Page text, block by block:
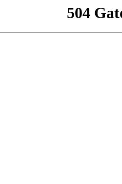
504